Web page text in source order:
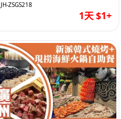
1天
JH-ZSGS218
1天 $1+